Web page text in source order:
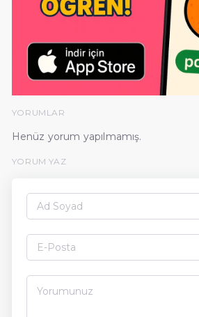
YORUMLAR
Henüz yorum yapılmamış.
YORUM YAZ